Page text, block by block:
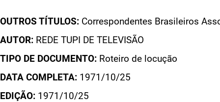
OUTROS TÍTULOS: Correspondentes Brasileiros
AUTOR: REDE TUPI DE TELEVISÃO
TIPO DE DOCUMENTO: Roteiro de locução
DATA COMPLETA: 1971/10/25
EDIÇÃO: 1971/10/25